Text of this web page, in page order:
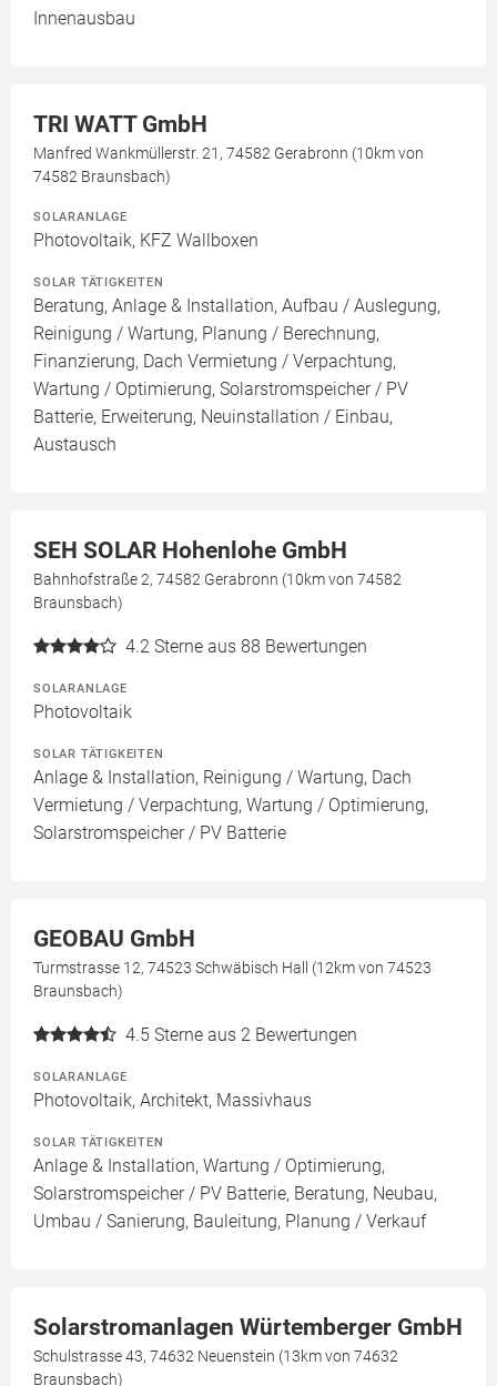
Innenausbau
TRI WATT GmbH
Manfred Wankmüllerstr. 21, 74582 Gerabronn (10km von
74582 Braunsbach)
SOLARANLAGE
Photovoltaik, KFZ Wallboxen
SOLAR TÄTIGKEITEN
Beratung, Anlage & Installation, Aufbau / Auslegung,
Reinigung / Wartung, Planung / Berechnung,
Finanzierung, Dach Vermietung / Verpachtung,
Wartung / Optimierung, Solarstromspeicher / PV
Batterie, Erweiterung, Neuinstallation / Einbau,
Austausch
SEH SOLAR Hohenlohe GmbH
Bahnhofstraße 2, 74582 Gerabronn (10km von 74582
Braunsbach)
4.2 Sterne aus 88 Bewertungen
SOLARANLAGE
Photovoltaik
SOLAR TÄTIGKEITEN
Anlage & Installation, Reinigung / Wartung, Dach
Vermietung / Verpachtung, Wartung / Optimierung,
Solarstromspeicher / PV Batterie
GEOBAU GmbH
Turmstrasse 12, 74523 Schwäbisch Hall (12km von 74523
Braunsbach)
4.5 Sterne aus 2 Bewertungen
SOLARANLAGE
Photovoltaik, Architekt, Massivhaus
SOLAR TÄTIGKEITEN
Anlage & Installation, Wartung / Optimierung,
Solarstromspeicher / PV Batterie, Beratung, Neubau,
Umbau / Sanierung, Bauleitung, Planung / Verkauf
Solarstromanlagen Würtemberger GmbH
Schulstrasse 43, 74632 Neuenstein (13km von 74632
Braunsbach)